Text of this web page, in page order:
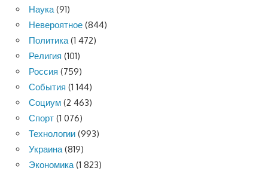
Наука(91)
Невероятное (844)
Политика(1 472)
Религия (101)
Россия (759)
События (1 144)
Социум (2 463)
Спорт (1 076)
Технологии (993)
Украина(819)
Экономика(1 823)